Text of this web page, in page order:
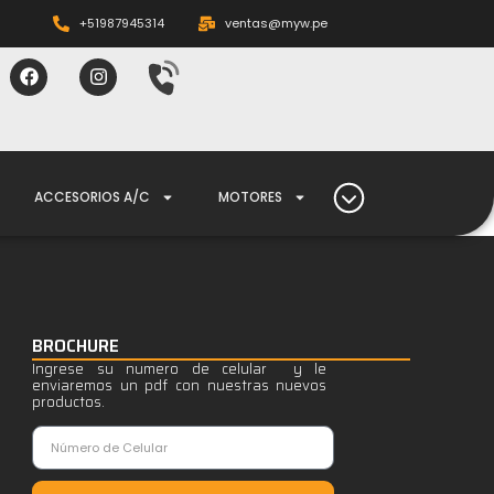
+51987945314 ventas@myw.pe
ACCESORIOS A/C MOTORES
BROCHURE
Ingrese su numero de celular y le
enviaremos un pdf con nuestras nuevos
productos.